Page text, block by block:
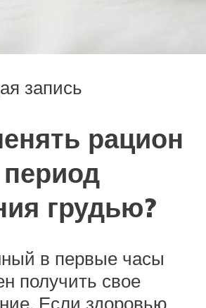
запись
рацион
грудью?
в первые часы
получить свое
Если здоровью